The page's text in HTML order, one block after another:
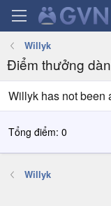
Willyk
Điểm thưởng
Willyk has not been
Tổng điểm: 0
Willyk